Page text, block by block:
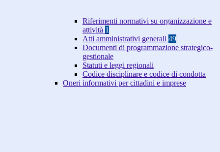
Riferimenti normativi su organizzazione e
attività 1
Atti amministrativi generali 49
Documenti di programmazione strategico-
gestionale
Statuti e leggi regionali
Codice disciplinare e codice di condotta
Oneri informativi per cittadini e imprese